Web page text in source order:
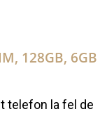
128GB, 6GB
telefon la fel de